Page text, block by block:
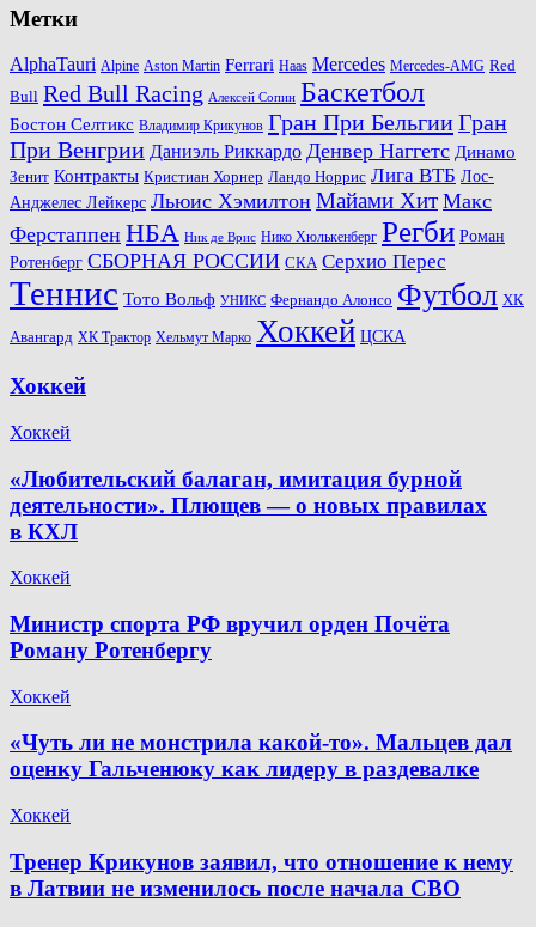
Метки
AlphaTauri Alpine Aston Martin Ferrari Haas Mercedes Mercedes-AMG Red
Bull Red Bull Racing Алексей Сопин Баскетбол
Бостон Селтикс Владимир Крикунов Гран При БельгииГран
При Венгрии Даниэль Риккардо Денвер Наггетс Динамо
Зенит Контракты Кристиан Хорнер Ландо Норрис Лига ВТБ Лос-
Анджелес Лейкерс Льюис Хэмилтон Майами Хит Макс
Ферстаппен НБА Ник де Врис Нико Хюлькенберг Регби Роман
Ротенберг СБОРНАЯ РОССИИ СКА Серхио Перес
Теннис Тото Вольф УНИКС Фернандо Алонсо Футбол ХК
Авангард ХК Трактор Хельмут Марко Хоккей ЦСКА
Хоккей
Хоккей
«Любительский балаган, имитация бурной
деятельности». Плющев — о новых правилах
в КХЛ
Хоккей
Министр спорта РФ вручил орден Почёта
Роману Ротенбергу
Хоккей
«Чуть ли не монстрила какой-то». Мальцев дал
оценку Гальченюку как лидеру в раздевалке
Хоккей
Тренер Крикунов заявил, что отношение к нему
в Латвии не изменилось после начала СВО